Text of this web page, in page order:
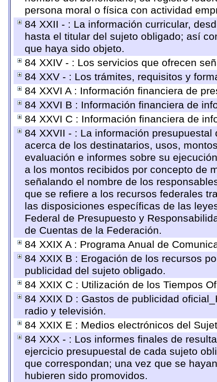
persona moral o física con actividad
84 XXII - : La información curricular,
hasta el titular del sujeto obligado; así
que haya sido objeto.
84 XXIV - : Los servicios que ofrecen
84 XXV - : Los trámites, requisitos y
84 XXVI A : Información financiera de
84 XXVI B : Información financiera de
84 XXVI C : Información financiera de
84 XXVII - : La información
acerca de los destinatarios, usos,
evaluación e informes sobre su
a los montos recibidos por concepto de
señalando el nombre de los
que se refiere a los recursos federales
las disposiciones específicas de las
Federal de Presupuesto y
de Cuentas de la Federación.
84 XXIX A : Programa Anual de
84 XXIX B : Erogación de los recursos
publicidad del sujeto obligado.
84 XXIX C : Utilización de los Tiempos
84 XXIX D : Gastos de publicidad
radio y televisión.
84 XXIX E : Medios electrónicos del
84 XXX - : Los informes finales de
ejercicio presupuestal de cada sujeto
que correspondan; una vez que se
hubieren sido promovidos.